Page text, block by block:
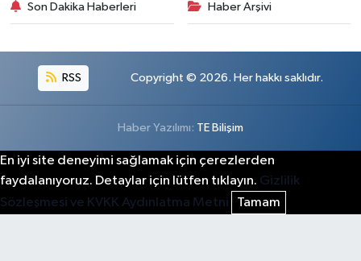
Son Dakika Haberleri Haber Arşivi
RSS Copyright © 2026. Her hakkı saklıdır.
Haber Yazılımı: TE Bilişim
En iyi site deneyimi sağlamak için çerezlerden
faydalanıyoruz. Detaylar için lütfen tıklayın. Gizlilik
Sözleşmesi ve KVKK Aydınlatma Metni
Tamam